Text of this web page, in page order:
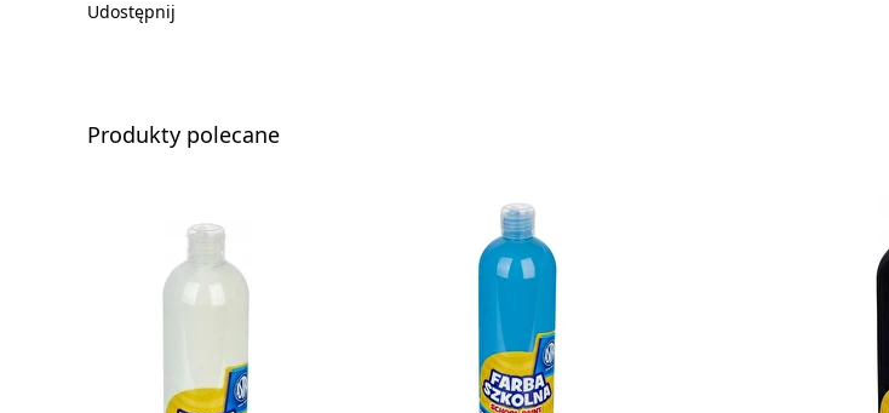
Udostępnij
Produkty polecane